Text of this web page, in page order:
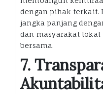
dengan pihak terkait.
jangka panjang
dan masyarakat
bersama.
7.